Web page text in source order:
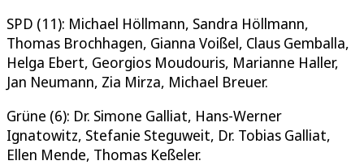
SPD (11): Michael Höllmann, Sandra Höllmann,
Thomas Brochhagen, Gianna Voißel, Claus Gemballa,
Helga Ebert, Georgios Moudouris, Marianne Haller,
Jan Neumann, Zia Mirza, Michael Breuer.
Grüne (6): Dr. Simone Galliat, Hans-Werner
Ignatowitz, Stefanie Steguweit, Dr. Tobias Galliat,
Ellen Mende, Thomas Keßeler.